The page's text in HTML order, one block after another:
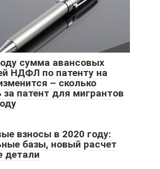
сумма авансовых
НДФЛ по патенту на
– сколько
за патент для мигрантов
взносы в 2020 году:
базы, новый расчет
детали